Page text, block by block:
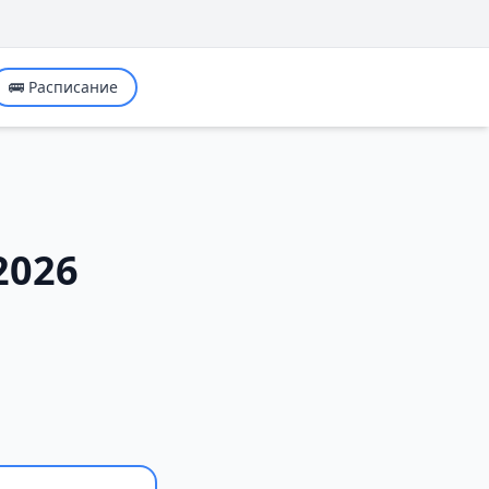
🚌 Расписание